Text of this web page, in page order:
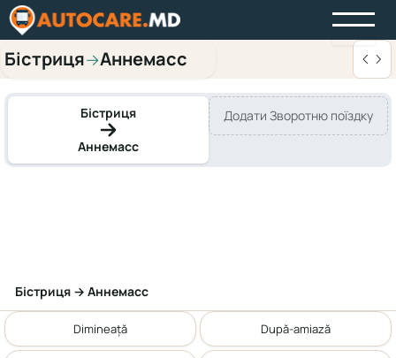
Бістриця→Аннемасс
Бістриця
Аннемасс
Додати Зворотню поїздку
Бістриця → Аннемасс
Dimineață După-amiază